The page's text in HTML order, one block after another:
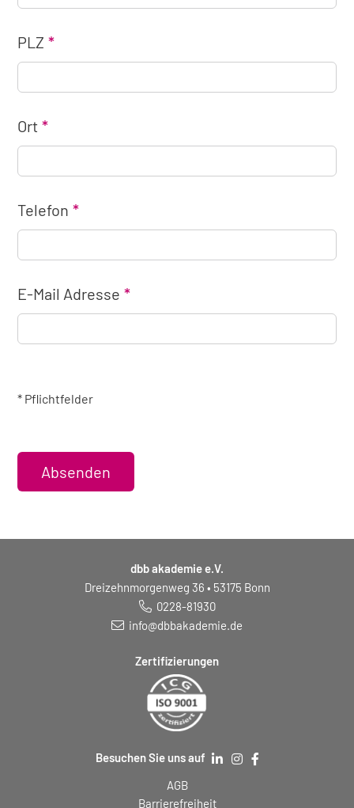
PLZ
Ort
Telefon
E-Mail Adresse
* Pflichtfelder
Absenden
dbb akademie e.V.
Dreizehnmorgenweg 36 • 53175 Bonn
0228-81930
info@dbbakademie.de
Zertifizierungen
Besuchen Sie uns auf
AGB
Barrierefreiheit